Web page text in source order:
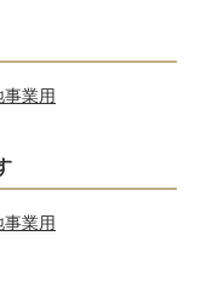
事業用
事業用